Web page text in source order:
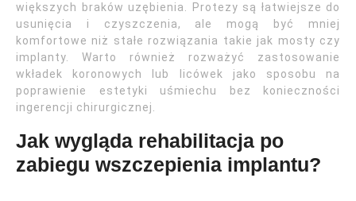
większych braków uzębienia. Protezy są łatwiejsze do
usunięcia i czyszczenia, ale mogą być mniej
komfortowe niż stałe rozwiązania takie jak mosty czy
implanty. Warto również rozważyć zastosowanie
wkładek koronowych lub licówek jako sposobu na
poprawienie estetyki uśmiechu bez konieczności
ingerencji chirurgicznej.
Jak wygląda rehabilitacja po
zabiegu wszczepienia implantu?